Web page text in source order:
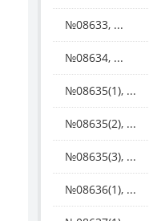
№08633, ...
№08634, ...
№08635(1), ...
№08635(2), ...
№08635(3), ...
№08636(1), ...